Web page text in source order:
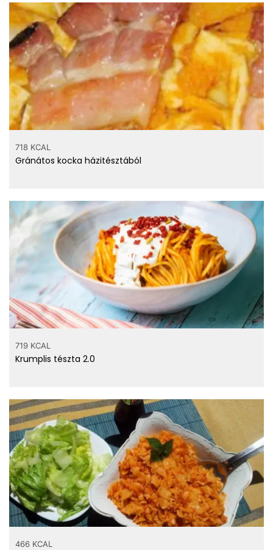
718 KCAL
Gránátos kocka házitésztából
719 KCAL
Krumplis tészta 2.0
466 KCAL